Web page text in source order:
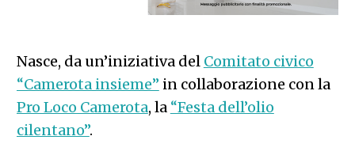
Nasce, da un’iniziativa del Comitato civico
“Camerota insieme” in collaborazione con la
Pro Loco Camerota, la “Festa dell’olio
cilentano”.